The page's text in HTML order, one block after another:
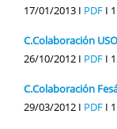
17/01/2013 I PDF I
C.Colaboración USO
26/10/2012 I PDF I
C.Colaboración
29/03/2012 I PDF I